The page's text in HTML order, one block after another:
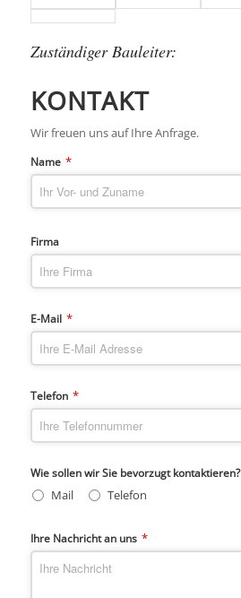
Zuständiger Bauleiter:
KONTAKT
Wir freuen uns auf Ihre Anfrage.
Name *
Firma
E-Mail *
Telefon *
Wie sollen wir Sie bevorzugt kontaktieren?
Mail
Telefon
Ihre Nachricht an uns *